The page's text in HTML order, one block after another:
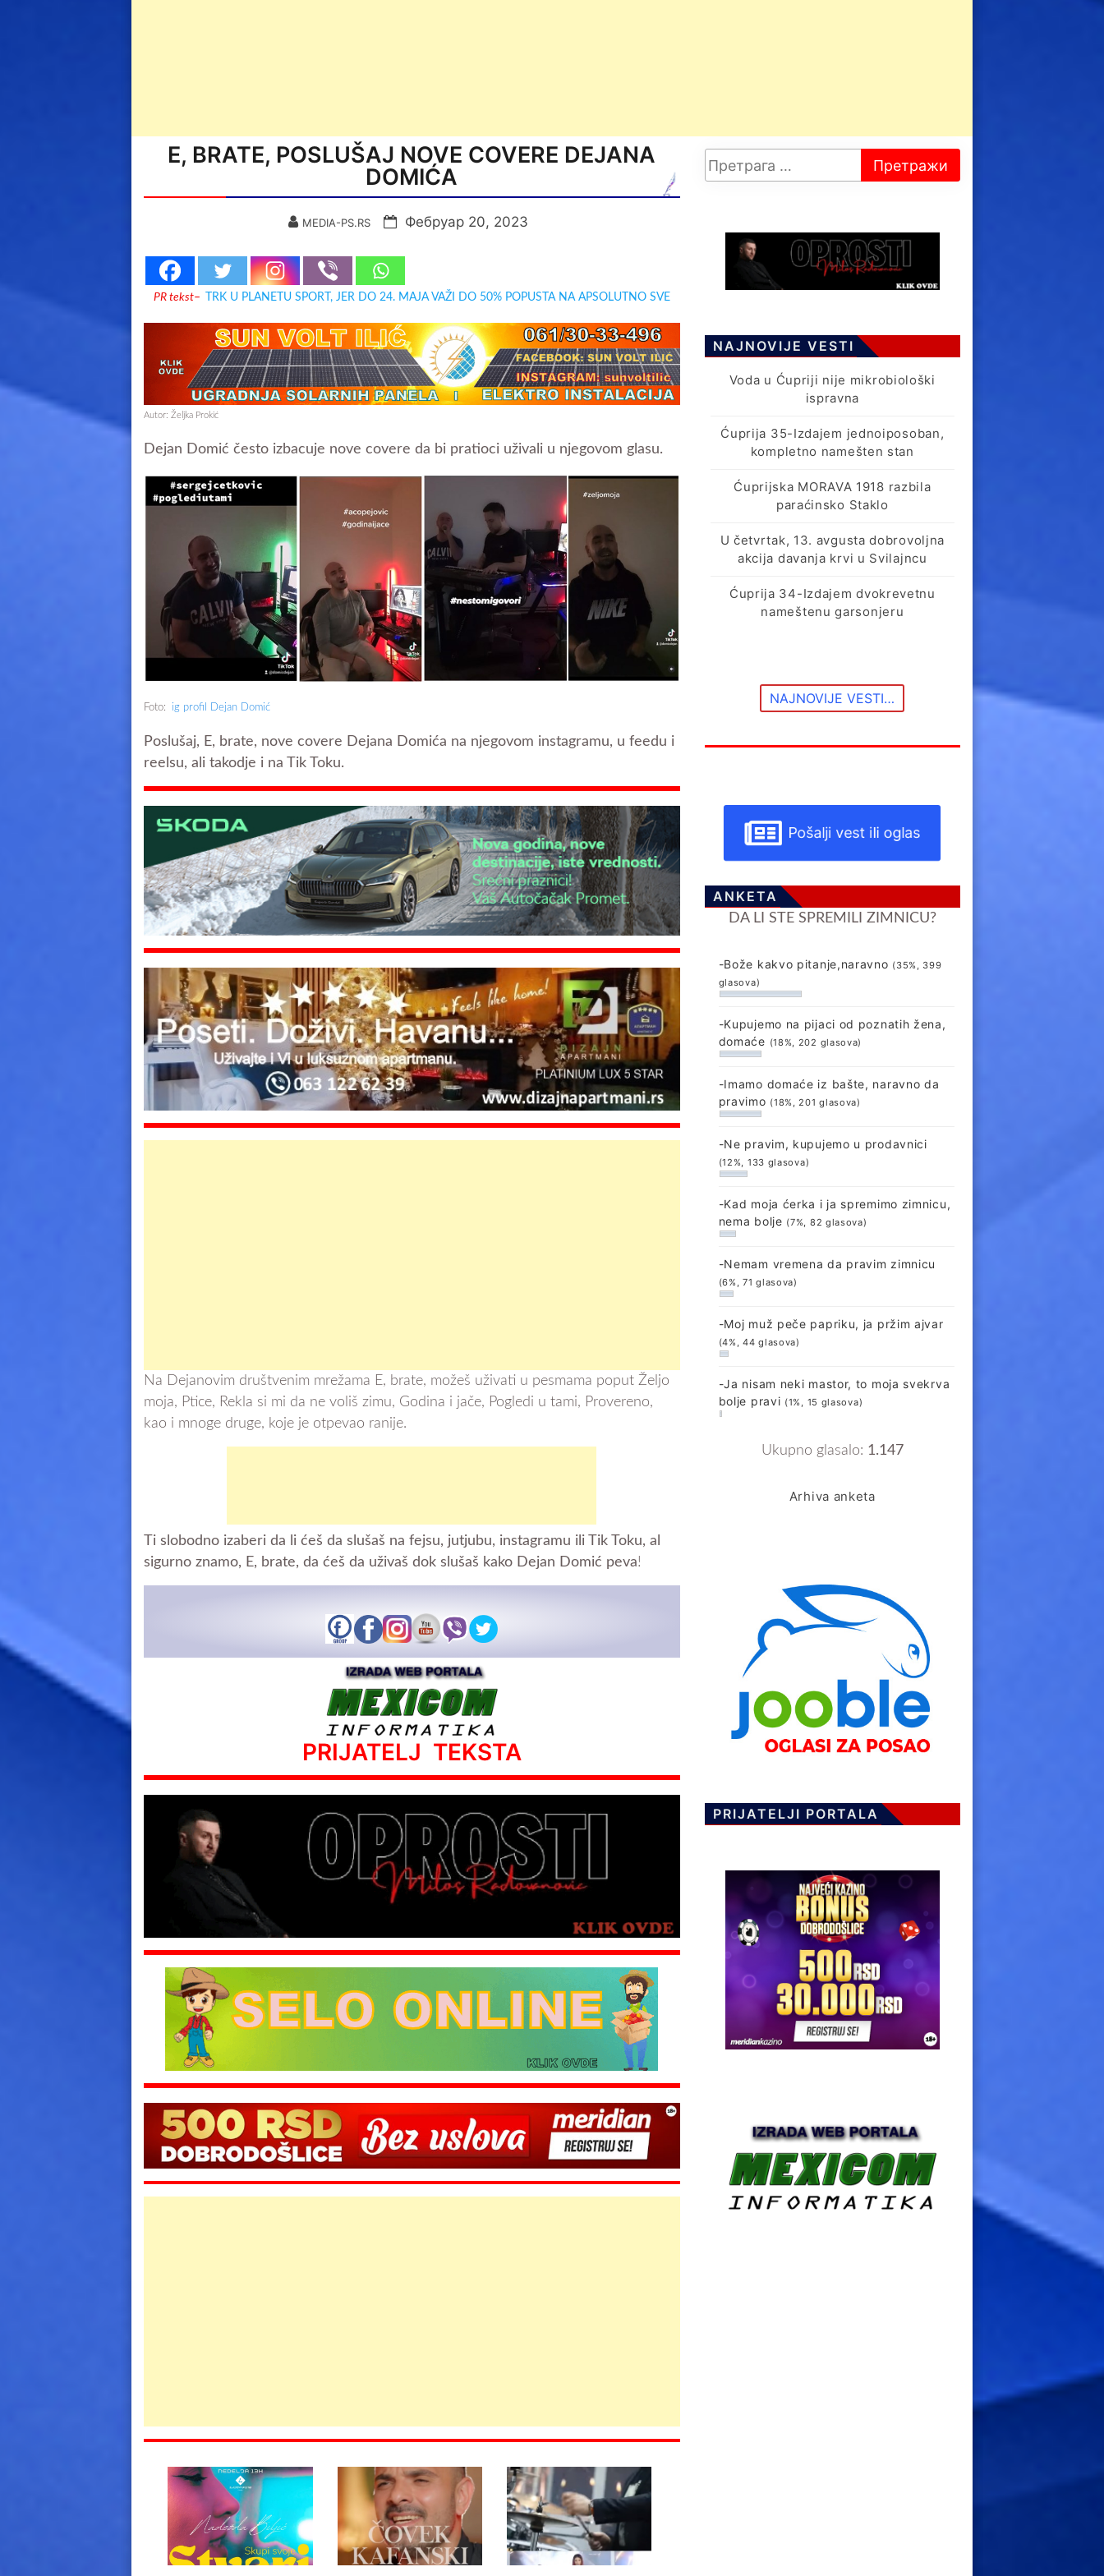
E, BRATE, POSLUŠAJ NOVE COVERE DEJANA
DOMIĆA
MEDIA-PS.RS Фебруар 20, 2023
PR tekst– TRK U PLANETU SPORT, JER DO 24. MAJA VAŽI DO 50% POPUSTA NA APSOLUTNO SVE
Autor: Željka Prokić
Dejan Domić često izbacuje nove covere da bi pratioci uživali u njegovom glasu.
Foto: ig profil Dejan Domić
Poslušaj, E, brate, nove covere Dejana Domića na njegovom instagramu, u feedu i
reelsu, ali takodje i na Tik Toku.
Na Dejanovim društvenim mrežama E, brate, možeš uživati u pesmama poput Željo
moja, Ptice, Rekla si mi da ne voliš zimu, Godina i jače, Pogledi u tami, Provereno,
kao i mnoge druge, koje je otpevao ranije.
Ti slobodno izaberi da li ćeš da slušaš na fejsu, jutjubu, instagramu ili Tik Toku, al
sigurno znamo, E, brate, da ćeš da uživaš dok slušaš kako Dejan Domić peva!
PRIJATELJ TEKSTA
NAJNOVIJE VESTI
Voda u Ćupriji nije mikrobiološki
ispravna
Ćuprija 35-Izdajem jednoiposoban,
kompletno namešten stan
Ćuprijska MORAVA 1918 razbila
paraćinsko Staklo
U četvrtak, 13. avgusta dobrovoljna
akcija davanja krvi u Svilajncu
Ćuprija 34-Izdajem dvokrevetnu
nameštenu garsonjeru
NAJNOVIJE VESTI…
Pošalji vest ili oglas
ANKETA
DA LI STE SPREMILI ZIMNICU?
-Bože kakvo pitanje,naravno (35%, 399
glasova)
-Kupujemo na pijaci od poznatih žena,
domaće (18%, 202 glasova)
-Imamo domaće iz bašte, naravno da
pravimo (18%, 201 glasova)
-Ne pravim, kupujemo u prodavnici
(12%, 133 glasova)
-Kad moja ćerka i ja spremimo zimnicu,
nema bolje (7%, 82 glasova)
-Nemam vremena da pravim zimnicu
(6%, 71 glasova)
-Moj muž peče papriku, ja pržim ajvar
(4%, 44 glasova)
-Ja nisam neki mastor, to moja svekrva
bolje pravi (1%, 15 glasova)
Ukupno glasalo: 1.147
Arhiva anketa
PRIJATELJI PORTALA